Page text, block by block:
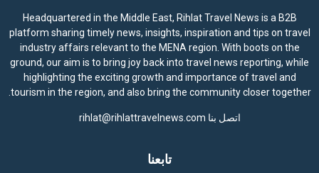
Headquartered in the Middle East, Rihlat Travel News is a B2B
platform sharing timely news, insights, inspiration and tips on travel
industry affairs relevant to the MENA region. With boots on the
ground, our aim is to bring joy back into travel news reporting, while
highlighting the exciting growth and importance of travel and
tourism in the region, and also bring the community closer together.
اتصل بنا rihlat@rihlattravelnews.com
تابعنا